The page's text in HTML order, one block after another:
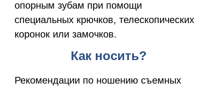
опорным зубам при помощи
специальных крючков, телескопических
коронок или замочков.
Как носить?
Рекомендации по ношению съемных